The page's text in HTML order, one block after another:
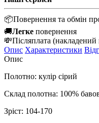
📦Повернення та обмін
🚚Легке повернення
💸Післяплата (накладений
Опис Характеристики
Опис
Полотно: кулір сірий
Склад полотна: 100%
Зріст: 104-170